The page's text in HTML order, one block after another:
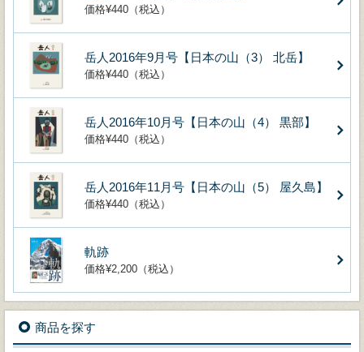
価格¥440（税込）
岳人2016年9月号【日本の山（3） 北岳】
価格¥440（税込）
岳人2016年10月号【日本の山（4） 黒部】
価格¥440（税込）
岳人2016年11月号【日本の山（5） 屋久島】
価格¥440（税込）
軌跡
価格¥2,200（税込）
商品を探す